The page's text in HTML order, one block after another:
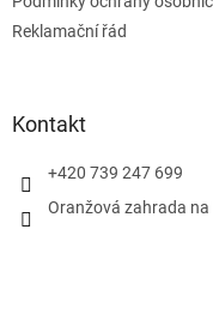
Reklamační řád
Kontakt
+420 739 247 699
Oranžová zahrada na